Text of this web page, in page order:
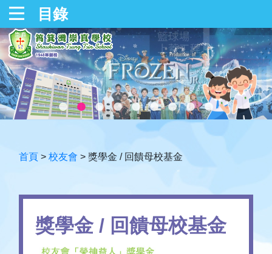
目錄
首頁 > 校友會 > 獎學金 / 回饋母校基金
獎學金 / 回饋母校基金